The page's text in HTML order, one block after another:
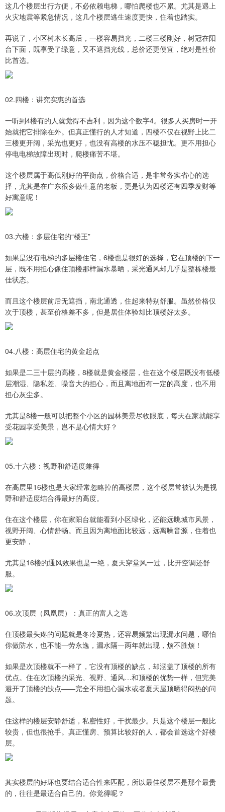
这几个楼层出行方便，不必依赖电梯，哪怕爬楼也不累。尤其是遇上
火灾地震等紧急情况，这几个楼层逃生速度更快，住着也踏实。
再说了，小区树木长高后，一楼容易挡光，二楼三楼刚好，树冠在阳
台下面，既享受了绿意，又不遮挡光线，总价还更便宜，绝对是性价
比首选。
02.四楼：讲究实惠的首选
一听到4楼有的人就觉得不吉利，因为这个数字4。很多人买房时一开
始就把它排除在外。但真正懂行的人才知道，四楼不仅在视野上比二
三楼更开阔，采光也更好，也没有高楼的水压不稳担忧。更不用担心
停电电梯故障出现时，爬楼痛苦不堪。
这个楼层属于高低刚好的平衡点，价格合适，是非常务实省心的选
择，尤其是在广东很多做生意的老板，更是认为四楼还有四季发财等
好寓意呢！
03.六楼：多层住宅的“楼王”
如果是没有电梯的多层楼住宅，6楼也是很好的选择，它在顶楼的下一
层，既不用担心像住顶楼那样漏水暴晒，采光通风却几乎是整栋楼最
佳状态。
而且这个楼层前后无遮挡，南北通透，住起来特别舒服。虽然价格仅
次于顶楼，甚至价格差不多，但是居住体验却比顶楼好太多。
04.八楼：高层住宅的黄金起点
如果是二三十层的高楼，8楼就是黄金楼层，住在这个楼层既没有低楼
层潮湿、隐私差、噪音大的担心，而且离地面有一定的高度，也不用
担心灰尘多。
尤其是8楼一般可以把整个小区的园林美景尽收眼底，每天在家就能享
受花园享受美景，岂不是心情大好？
05.十六楼：视野和舒适度兼得
在高层里16楼也是大家经常忽略掉的高楼层，这个楼层常被认为是视
野和舒适度结合得最好的高度。
住在这个楼层，你在家阳台就能看到小区绿化，还能远眺城市风景，
视野开阔、心情舒畅。而且因为离地面比较远，远离噪音源，住着也
更安静，
尤其是16楼的通风效果也是一绝，夏天穿堂风一过，比开空调还舒
服。
06.次顶层（凤凰层）：真正的富人之选
住顶楼最头疼的问题就是冬冷夏热，还容易频繁出现漏水问题，哪怕
你做防水，也不能一劳永逸，漏水隔一两年就出现，烦不胜烦！
如果是次顶楼就不一样了，它没有顶楼的缺点，却涵盖了顶楼的所有
优点。住在次顶楼的采光、视野、通风…和顶楼的优势一样，但完美
避开了顶楼的缺点——完全不用担心漏水或者夏天屋顶晒得闷热的问
题。
住这样的楼层安静舒适，私密性好，干扰最少。只是这个楼层一般比
较贵，但也很抢手。真正懂房、预算比较好的人，都会首选这个好楼
层。
其实楼层的好坏也要结合适合性来匹配，所以最佳楼层不是那个最贵
的，往往是最适合自己的。你觉得呢？